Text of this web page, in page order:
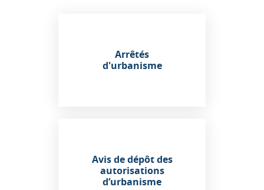
Arrêtés
d'urbanisme
Avis de dépôt des
autorisations
d’urbanisme